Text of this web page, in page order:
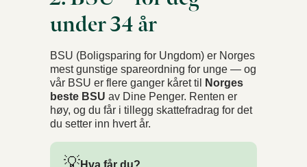
under 34 år
BSU (Boligsparing for Ungdom) er Norges
mest gunstige spareordning for unge — og
vår BSU er flere ganger kåret til
Norges
beste BSU av Dine Penger. Renten er
høy, og du får i tillegg skattefradrag for det
du setter inn hvert år.
💡Hva får du?